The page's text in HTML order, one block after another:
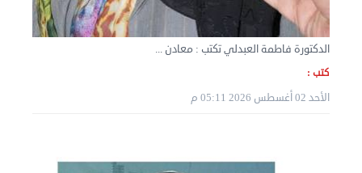
الدكتورة فاطمة العبدلي تكتب : معادن ...
كتب :
الأحد 02 أغسطس 2026 05:11 م